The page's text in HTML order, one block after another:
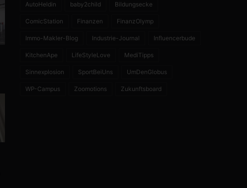
AutoHeldin baby2child Bildungsecke
ComicStation Finanzen FinanzOlymp
Immo-Makler-Blog Industrie-Journal Influencerbude
KitchenApe LifeStyleLove MediTipps
Sinnexplosion SportBeiUns UmDenGlobus
WP-Campus Zoomotions Zukunftsboard